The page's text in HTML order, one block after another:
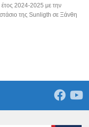
έτος 2024-2025 με την
της Sunligth σε Ξάνθη